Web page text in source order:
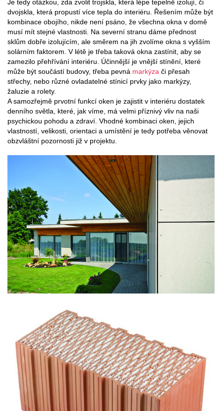
Je tedy otázkou, zda zvolit trojskla, která lépe tepelně izolují, či
dvojskla, která propustí více tepla do interiéru. Řešením může být
kombinace obojího, nikde není psáno, že všechna okna v domě
musí mít stejné vlastnosti. Na severní stranu dáme přednost
sklům dobře izolujícím, ale směrem na jih zvolíme okna s vyšším
solárním faktorem. V létě je třeba taková okna zastínit, aby se
zamezilo přehřívání interiéru. Účinnější je vnější stínění, které
může být součástí budovy, třeba pevná markýza či přesah
střechy, nebo různé ovladatelné stínicí prvky jako markýzy,
žaluzie a rolety.
A samozřejmě prvotní funkcí oken je zajistit v interiéru dostatek
denního světla, které, jak víme, má velmi příznivý vliv na naši
psychickou pohodu a zdraví. Vhodné kombinaci oken, jejich
vlastností, velikosti, orientaci a umístění je tedy potřeba věnovat
obzvláštní pozornosti již v projektu.